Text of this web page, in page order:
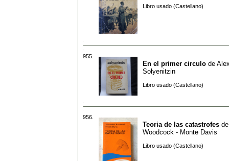
Libro usado (Castellano)
955.
En el primer circulo de
Solyenitzin
Libro usado (Castellano)
956.
Teoria de las catastrofes
Woodcock - Monte Davis
Libro usado (Castellano)